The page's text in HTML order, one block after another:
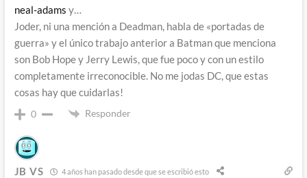
neal-adams y…
Joder, ni una mención a Deadman, habla de «portadas de
guerra» y el único trabajo anterior a Batman que menciona
son Bob Hope y Jerry Lewis, que fue poco y con un estilo
completamente irreconocible. No me jodas DC, que estas
cosas hay que cuidarlas!
0 Responder
JB VS 4 años han pasado desde que se escribió esto